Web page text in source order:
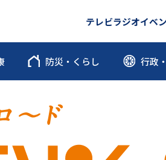
テレビラジオイベ
防災・くらし 行政